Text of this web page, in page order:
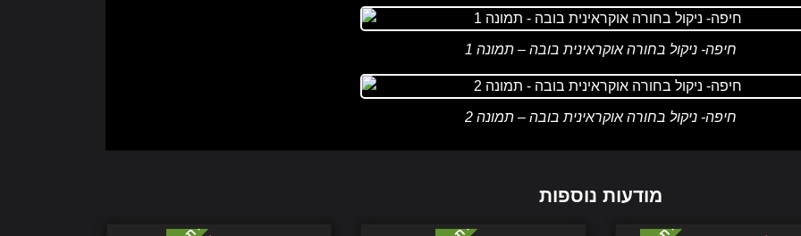
חיפה- ניקול בחורה אוקראינית בובה – תמונה 1
חיפה- ניקול בחורה אוקראינית בובה – תמונה 2
מודעות נוספות